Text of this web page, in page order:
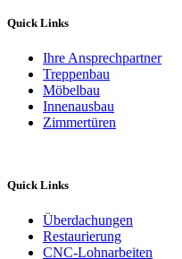
Quick Links
Ihre Ansprechpartner
Treppenbau
Möbelbau
Innenausbau
Zimmertüren
Quick Links
Überdachungen
Restaurierung
CNC-Lohnarbeiten